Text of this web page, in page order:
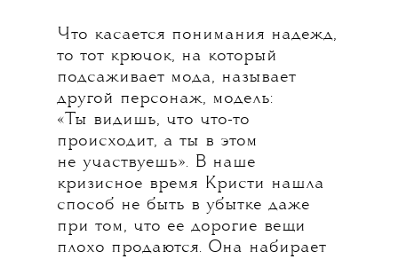
Что касается понимания надежд,
то тот крючок, на который
подсаживает мода, называет
другой персонаж, модель:
«Ты видишь, что что-то
происходит, а ты в этом
не участвуешь». В наше
кризисное время Кристи нашла
способ не быть в убытке даже
при том, что ее дорогие вещи
плохо продаются. Она набирает